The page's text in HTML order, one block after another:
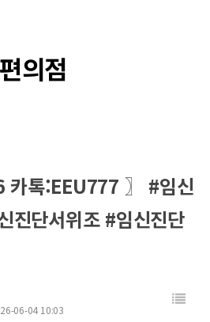
편의점
카톡:EEU777 〗 #임신
진단서위조 #임신진단
06-04 10:03